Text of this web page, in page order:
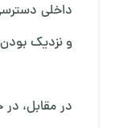
داخلی
و نزدیک بودن
در مقابل،